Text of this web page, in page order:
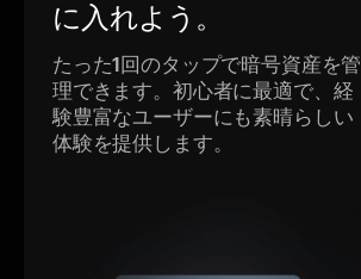
に入れよう。
たった1回のタップで暗号資産を管
理できます。初心者に最適で、経
験豊富なユーザーにも素晴らしい
体験を提供します。